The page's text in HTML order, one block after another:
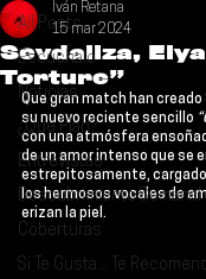
All Posts
Escúchalo
Noticias
¿Qué Plan?
Entrevistas
Descubrimiento Semanal
Coberturas
Si Te Gusta... Te
Sevdaliza,
Torture”
Iván Retana
15 mar 2024
Que gran match han creado
su nuevo reciente sencillo
con una atmósfera
de un amor intenso que se
estrepitosamente,
los hermosos vocales de
erizan la piel.